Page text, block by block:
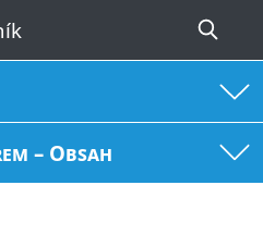
– Obsah